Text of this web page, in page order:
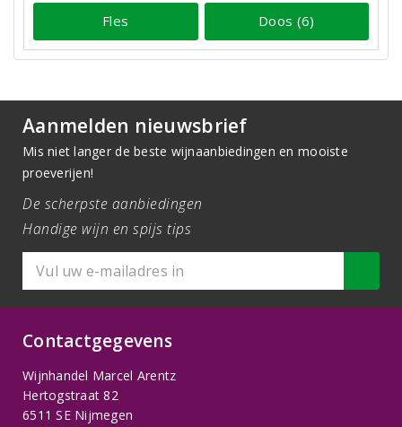
Fles Doos (6)
Aanmelden nieuwsbrief
Mis niet langer de beste wijnaanbiedingen en mooiste
proeverijen!
De scherpste aanbiedingen
Handige wijn en spijs tips
Contactgegevens
Wijnhandel Marcel Arentz
Hertogstraat 82
6511 SE Nijmegen